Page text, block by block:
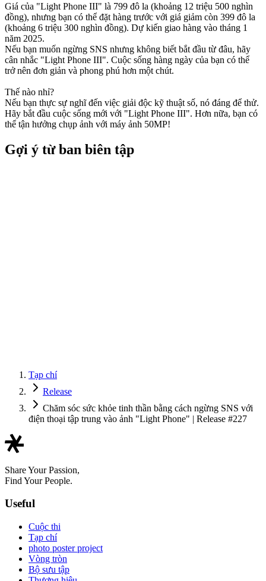
Giá của "Light Phone III" là 799 đô la (khoảng 12 triệu 500 nghìn
đồng), nhưng bạn có thể đặt hàng trước với giá giảm còn 399 đô la
(khoảng 6 triệu 300 nghìn đồng). Dự kiến giao hàng vào tháng 1
năm 2025.
Nếu bạn muốn ngừng SNS nhưng không biết bắt đầu từ đâu, hãy
cân nhắc "Light Phone III". Cuộc sống hàng ngày của bạn có thể
trở nên đơn giản và phong phú hơn một chút.
Thế nào nhỉ?
Nếu bạn thực sự nghĩ đến việc giải độc kỹ thuật số, nó đáng để thử.
Hãy bắt đầu cuộc sống mới với "Light Phone III". Hơn nữa, bạn có
thể tận hưởng chụp ảnh với máy ảnh 50MP!
Gợi ý từ ban biên tập
Tạp chí
Release
Chăm sóc sức khỏe tinh thần bằng cách ngừng SNS với
điện thoại tập trung vào ảnh "Light Phone" | Release #227
Share Your Passion,
Find Your People.
Useful
Cuộc thi
Tạp chí
photo poster project
Vòng tròn
Bộ sưu tập